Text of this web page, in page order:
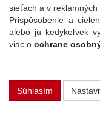
NOVINKY NA
Viac informácií o tejto
sieťach a v reklamných
Prispôsobenie a
alebo ju kedykoľvek
viac o ochrane
Súhlasím